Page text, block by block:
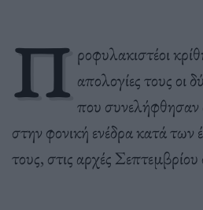
Π ροφυλακιστέοι
απολογίες τους οι
που συνελήφθησαν
στην φονική ενέδρα κατά των
τους, στις αρχές